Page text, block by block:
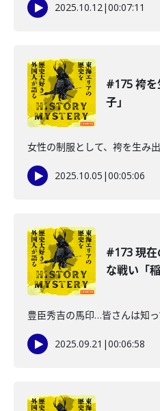
2025.10.12|00:07:11
#175 袴を
子」
女性の制服として、袴を生み
2025.10.05 |00:05:06
#173 現在
な戦い「
豊臣秀吉の馬印…皆さんは知っ
2025.09.21 |00:06:58